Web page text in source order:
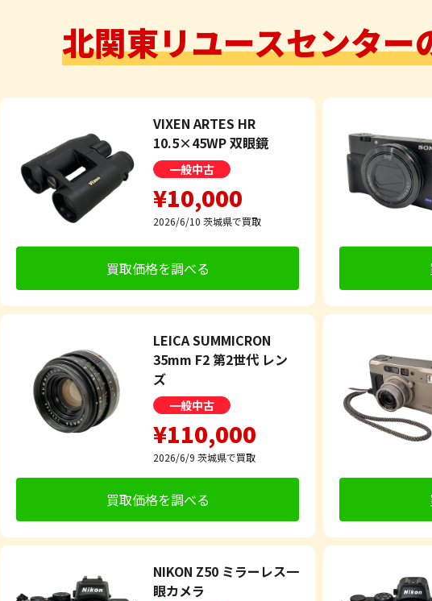
北関東リユースセンター
VIXEN ARTES HR
10.5×45WP 双眼鏡
一般中古
¥10,000
2026/6/10 茨城県で買取
買取価格を調べる
LEICA SUMMICRON
35mm F2 第2世代 レン
ズ
一般中古
¥110,000
2026/6/9 茨城県で買取
買取価格を調べる
NIKON Z50 ミラーレス一
眼カメラ